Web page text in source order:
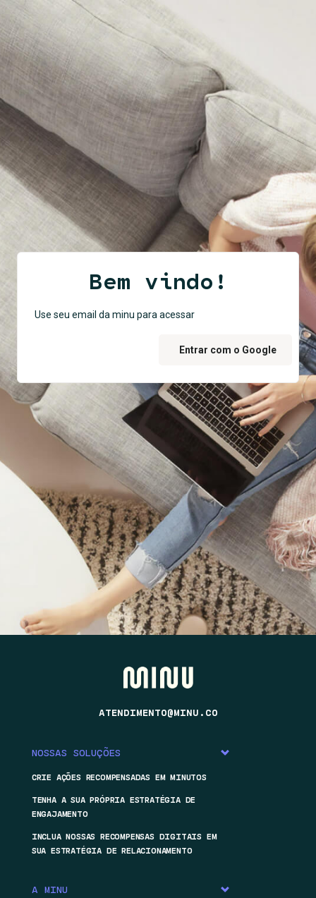
Bem vindo!
Use seu email da minu para acessar
Entrar com o Google
ATENDIMENTO@MINU.CO
NOSSAS SOLUÇÕES
CRIE AÇÕES RECOMPENSADAS EM MINUTOS
TENHA A SUA PRÓPRIA ESTRATÉGIA DE
ENGAJAMENTO
INCLUA NOSSAS RECOMPENSAS DIGITAIS EM
SUA ESTRATÉGIA DE RELACIONAMENTO
A MINU